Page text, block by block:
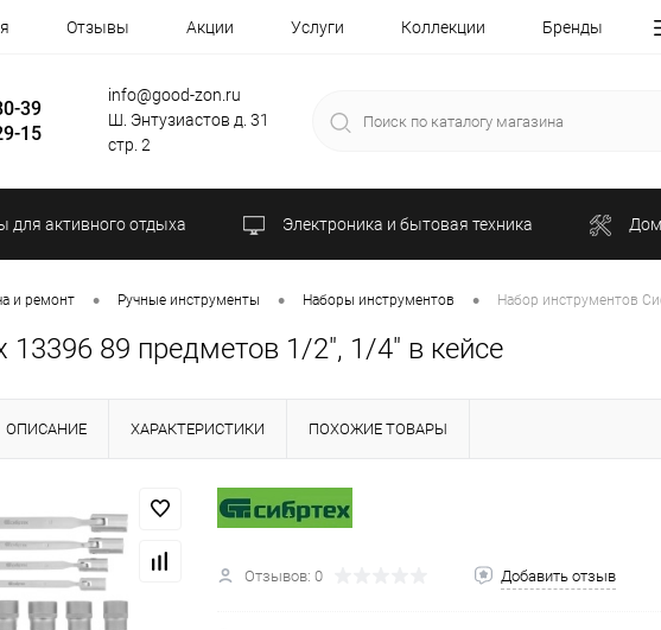
Отзывы Акции Услуги Коллекции Бренды
39
15
info@good-zon.ru
Ш. Энтузиастов д. 31
стр. 2
для активного отдыха Электроника и бытовая техника
и ремонт • Ручные инструменты • Наборы инструментов • Набор инструментов
13396 89 предметов 1/2", 1/4" в кейсе
ОПИСАНИЕ ХАРАКТЕРИСТИКИ ПОХОЖИЕ ТОВАРЫ
Отзывов: 0 Добавить отзыв